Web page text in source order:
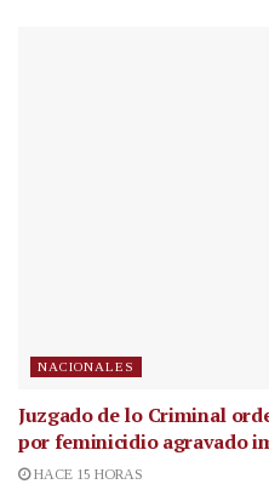
NACIONALES
Juzgado de lo Criminal
por feminicidio agravado
HACE 15 HORAS